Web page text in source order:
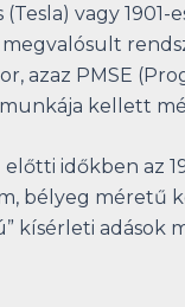
vagy
megvalósult
azaz PMSE
kellett
időkben az
bélyeg méretű
kísérleti adások